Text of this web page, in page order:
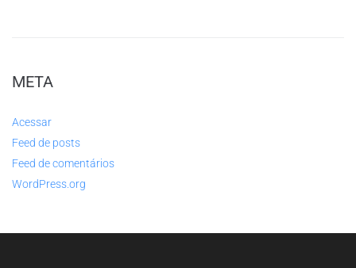
META
Acessar
Feed de posts
Feed de comentários
WordPress.org